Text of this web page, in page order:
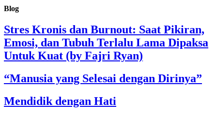
Blog
Stres Kronis dan Burnout: Saat Pikiran,
Emosi, dan Tubuh Terlalu Lama Dipaksa
Untuk Kuat (by Fajri Ryan)
“Manusia yang Selesai dengan Dirinya”
Mendidik dengan Hati